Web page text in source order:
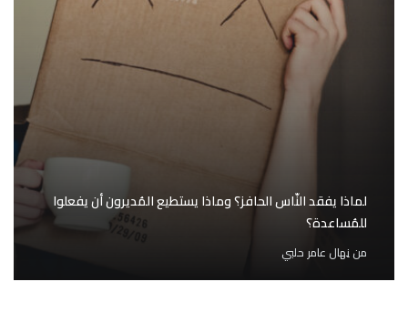
لماذا يفقد النّاس الحافز؟ وماذا يستطيع المُديرون أن يفعلوا
للمُساعدة؟
مننِهال عامر حلبي